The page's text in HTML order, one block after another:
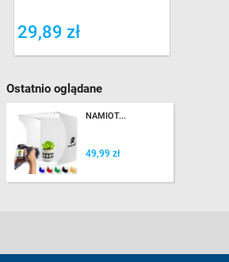
29,89 zł
Ostatnio oglądane
NAMIOT...
49,99 zł